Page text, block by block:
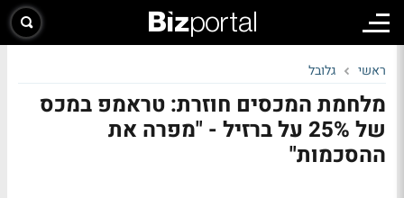
ראשי גלובל
מלחמת המכסים חוזרת: טראמפ במכס
של 25% על ברזיל - "מפרה את
ההסכמות"